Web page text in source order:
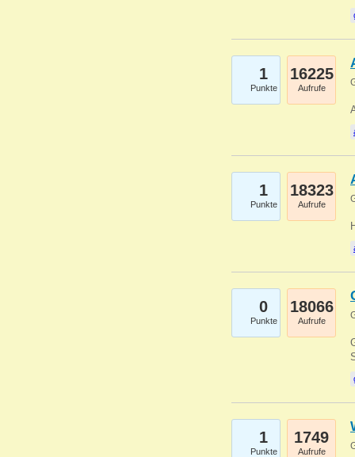
1
Punkte
16225
Aufrufe
1
Punkte
18323
Aufrufe
0
Punkte
18066
Aufrufe
1
Punkte
1749
Aufrufe